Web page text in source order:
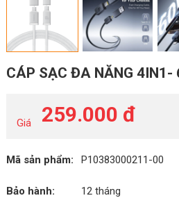
CÁP SẠC ĐA NĂNG 4IN1-
Giá 259.000 đ
Mã sản phẩm: P10383000211-00
Bảo hành: 12 tháng